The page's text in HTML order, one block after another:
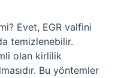
Evet, EGR valfini
temizlenebilir.
olan kirlilik
Bu yöntemler